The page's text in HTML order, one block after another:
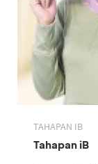
TAHAPAN IB
Tahapan iB